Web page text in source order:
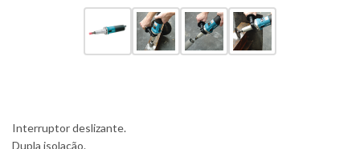
Interruptor deslizante.
Dupla isolação.